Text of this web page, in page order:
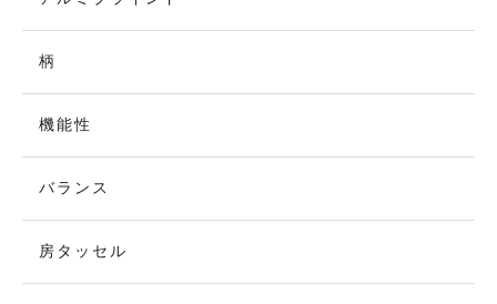
柄
機能性
バランス
房タッセル